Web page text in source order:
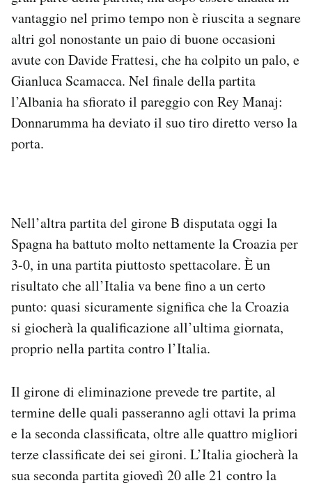
vantaggio nel primo tempo non è riuscita a segnare
altri gol nonostante un paio di buone occasioni
avute con Davide Frattesi, che ha colpito un palo, e
Gianluca Scamacca. Nel finale della partita
l’Albania ha sfiorato il pareggio con Rey Manaj:
Donnarumma ha deviato il suo tiro diretto verso la
porta.
Nell’altra partita del girone B disputata oggi la
Spagna ha battuto molto nettamente la Croazia per
3-0, in una partita piuttosto spettacolare. È un
risultato che all’Italia va bene fino a un certo
punto: quasi sicuramente significa che la Croazia
si giocherà la qualificazione all’ultima giornata,
proprio nella partita contro l’Italia.
Il girone di eliminazione prevede tre partite, al
termine delle quali passeranno agli ottavi la prima
e la seconda classificata, oltre alle quattro migliori
terze classificate dei sei gironi. L’Italia giocherà la
sua seconda partita giovedì 20 alle 21 contro la